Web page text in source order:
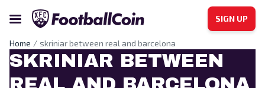
SIGN UP
Home skriniar between real and barcelona
SKRINIAR BETWEEN